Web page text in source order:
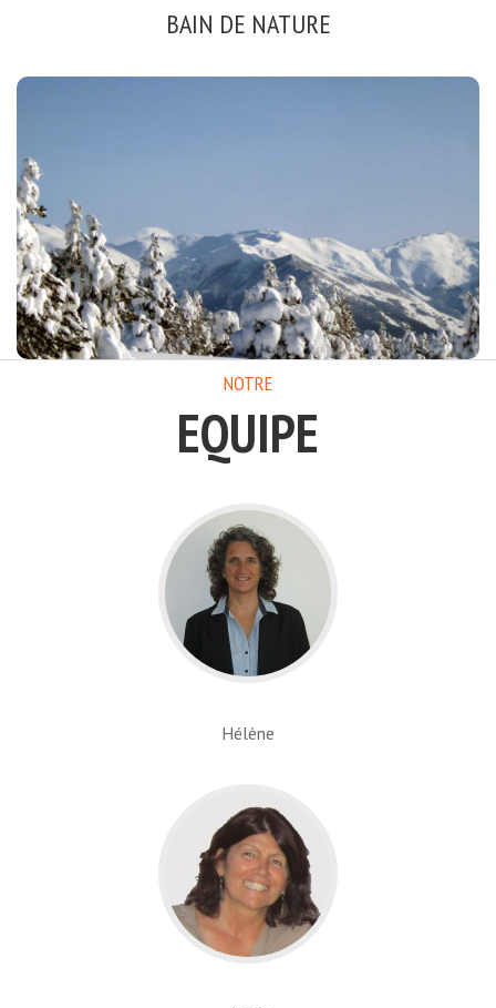
BAIN DE NATURE
Eveil des Sens
Ancrages
NOTRE
EQUIPE
Hélène